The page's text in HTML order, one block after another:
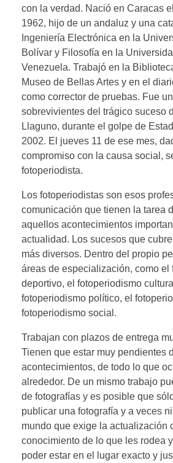
con la verdad. Nació en Caracas
1962, hijo de un andaluz y una
Ingeniería Electrónica en la
Bolívar y Filosofía en la
Venezuela. Trabajó en la
Museo de Bellas Artes y en el
como corrector de pruebas. Fue
sobrevivientes del trágico suceso
Llaguno, durante el golpe de
2002. El jueves 11 de ese mes,
compromiso con la causa social,
fotoperiodista.
Los fotoperiodistas son esos
comunicación que tienen la tarea
aquellos acontecimientos
actualidad. Los sucesos que
más diversos. Dentro del propio
áreas de especialización, como el
deportivo, el fotoperiodismo
fotoperiodismo político, el
fotoperiodismo social.
Trabajan con plazos de entrega
Tienen que estar muy pendientes
acontecimientos, de todo lo que
alrededor. De un mismo trabajo
de fotografías y es posible que
publicar una fotografía y a veces
mundo que exige la actualización
conocimiento de lo que les rodea
poder estar en el lugar exacto y